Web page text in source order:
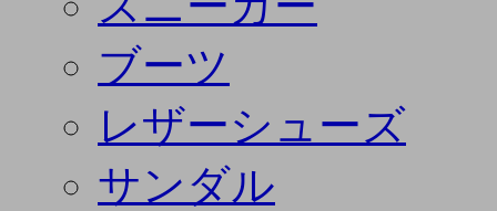
ブーツ
レザーシューズ
サンダル